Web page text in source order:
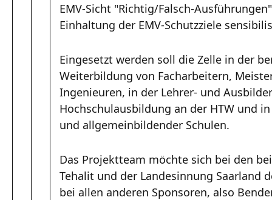
EMV-Sicht "Richtig/Falsch-
Einhaltung der EMV-Schutzziele
Eingesetzt werden soll die Zelle in der
Weiterbildung von Facharbeitern,
Ingenieuren, in der Lehrer- und
Hochschulausbildung an der HTW und
und allgemeinbildender Schulen.
Das Projektteam möchte sich bei den
Tehalit und der Landesinnung Saarland
bei allen anderen Sponsoren, also